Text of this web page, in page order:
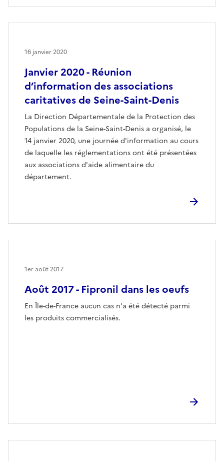
Janvier 2020 - Réunion
d’information des associations
caritatives de Seine-Saint-Denis
La Direction Départementale de la Protection des
Populations de la Seine-Saint-Denis a organisé, le
14 janvier 2020, une journée d'information au cours
de laquelle les réglementations ont été présentées
aux associations d'aide alimentaire du
département.
16 janvier 2020
Août 2017 - Fipronil dans les oeufs
En Île-de-France aucun cas n'a été détecté parmi
les produits commercialisés.
1er août 2017